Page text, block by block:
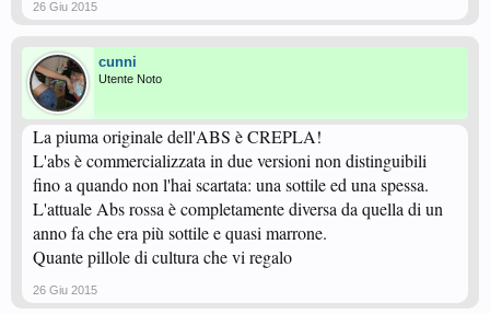
26 Giu 2015
cunni
Utente Noto
La piuma originale dell'ABS è CREPLA!
L'abs è commercializzata in due versioni non distinguibili
fino a quando non l'hai scartata: una sottile ed una spessa.
L'attuale Abs rossa è completamente diversa da quella di un
anno fa che era più sottile e quasi marrone.
Quante pillole di cultura che vi regalo
26 Giu 2015